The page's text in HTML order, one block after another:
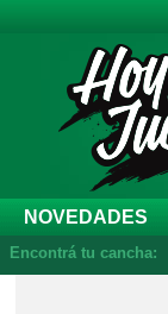
NOVEDADES
Encontrá tu cancha: